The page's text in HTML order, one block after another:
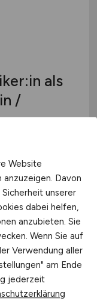
als
/
& Co. KG
Website
Davon
unserer
dabei helfen,
anzubieten. Sie
Wenn Sie auf
Verwendung aller
am Ende
jederzeit